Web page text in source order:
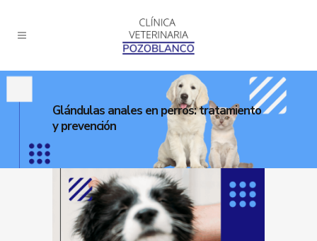
Glándulas anales en perros: tratamiento
y prevención